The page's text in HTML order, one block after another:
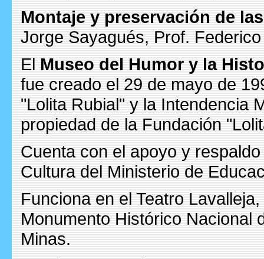
Montaje y preservación de
Jorge Sayagués, Prof.
El Museo del Humor y la
fue creado el 29 de mayo de
"Lolita Rubial" y la Intendencia
propiedad de la Fundación
Cuenta con el apoyo y
Cultura del Ministerio de
Funciona en el Teatro
Monumento Histórico Nacional
Minas.